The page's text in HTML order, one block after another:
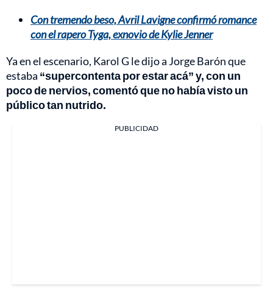
Con tremendo beso, Avril Lavigne confirmó romance
con el rapero Tyga, exnovio de Kylie Jenner
Ya en el escenario, Karol G le dijo a Jorge Barón que
estaba “supercontenta por estar acá” y, con un
poco de nervios, comentó que no había visto un
público tan nutrido.
PUBLICIDAD